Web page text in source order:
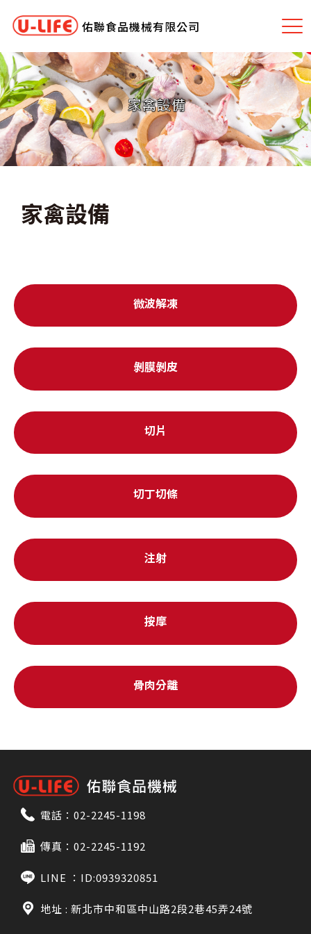
佑聯食品機械有限公司
家禽設備
微波解凍
剝膜剝皮
切片
切丁切條
注射
按摩
骨肉分離
電話： 02-2245-1198
傳真：02-2245-1192
LINE ： ID:0939320851
地址 : 新北市中和區中山路2段2巷45弄24號